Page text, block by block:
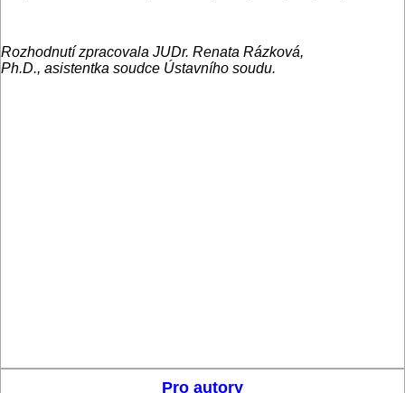
Rozhodnutí zpracovala JUDr. Renata Rázková,
Ph.D., asistentka soudce Ústavního soudu.
Pro autory